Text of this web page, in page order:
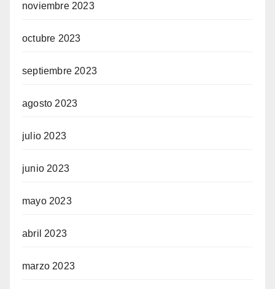
noviembre 2023
octubre 2023
septiembre 2023
agosto 2023
julio 2023
junio 2023
mayo 2023
abril 2023
marzo 2023